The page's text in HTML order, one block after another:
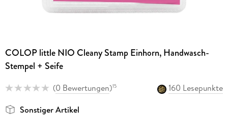
COLOP little NIO Cleany Stamp Einhorn, Handwasch-
Stempel + Seife
(0 Bewertungen)15
160 Lesepunkte
Sonstiger Artikel